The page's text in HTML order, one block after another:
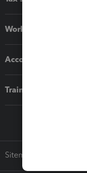
Workflow add-ons
Accounting solutions
Training & support
Sitemap